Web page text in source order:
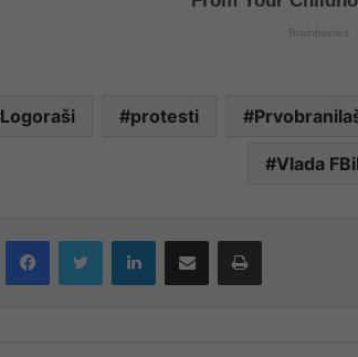
Logoraši protesti
Vlada
FacebookTwitter LinkedInShare via Email Print